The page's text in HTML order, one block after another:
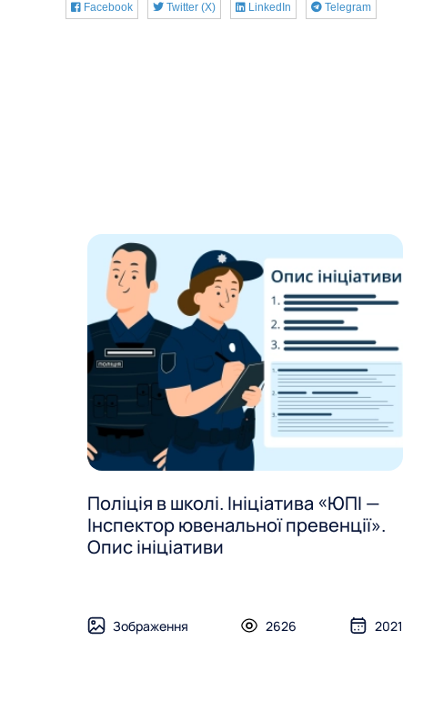
Facebook Twitter (X) LinkedIn Telegram
Поліція в школі. Ініціатива «ЮПІ —
Інспектор ювенальної превенції».
Опис ініціативи
Зображення 2626 2021